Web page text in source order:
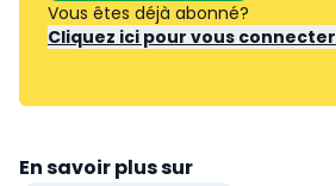
Vous êtes déjà abonné?
Cliquez ici pour vous connecter
En savoir plus sur